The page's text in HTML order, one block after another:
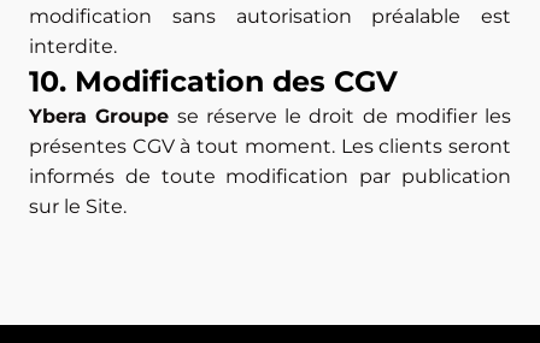
modification sans autorisation préalable est
interdite.
10. Modification des CGV
Ybera Groupe se réserve le droit de modifier les
présentes CGV à tout moment. Les clients seront
informés de toute modification par publication
sur le Site.